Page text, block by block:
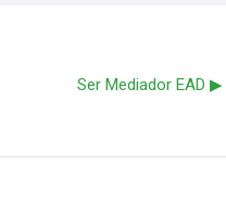
Ser Mediador EAD ▶︎